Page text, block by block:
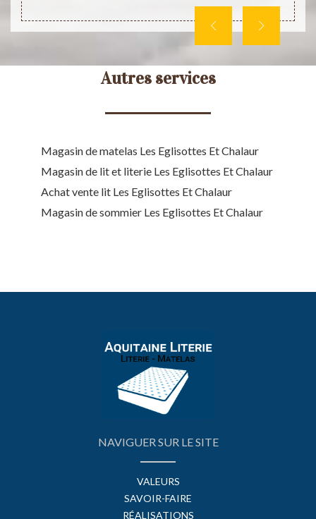
Autres services
Magasin de matelas Les Eglisottes Et Chalaur
Magasin de lit et literie Les Eglisottes Et Chalaur
Achat vente lit Les Eglisottes Et Chalaur
Magasin de sommier Les Eglisottes Et Chalaur
NAVIGUER SUR LE SITE
VALEURS
SAVOIR-FAIRE
RÉALISATIONS